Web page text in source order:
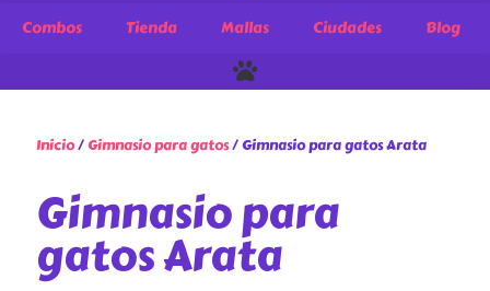
Combos Tienda Mallas Ciudades Blog
Inicio/Gimnasio para gatos/ Gimnasio para gatos Arata
Gimnasio para
gatos Arata